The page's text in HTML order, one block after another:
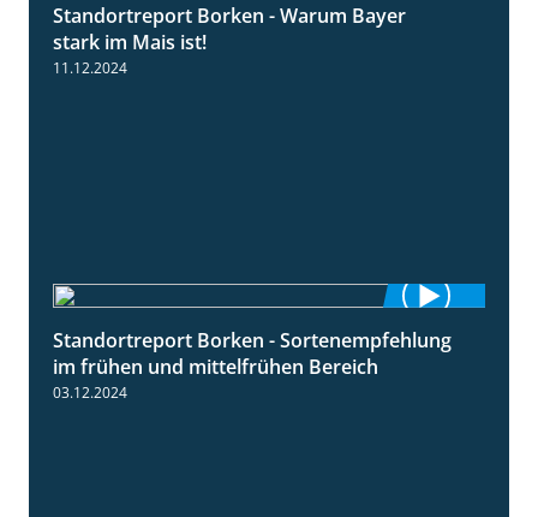
Standortreport Borken - Warum Bayer
stark im Mais ist!
11.12.2024
7:53
Standortreport Borken - Sortenempfehlung
im frühen und mittelfrühen Bereich
03.12.2024